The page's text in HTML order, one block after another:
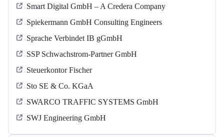
Smart Digital GmbH – A Credera Company
Spiekermann GmbH Consulting Engineers
Sprache Verbindet IB gGmbH
SSP Schwachstrom-Partner GmbH
Steuerkontor Fischer
Sto SE & Co. KGaA
SWARCO TRAFFIC SYSTEMS GmbH
SWJ Engineering GmbH